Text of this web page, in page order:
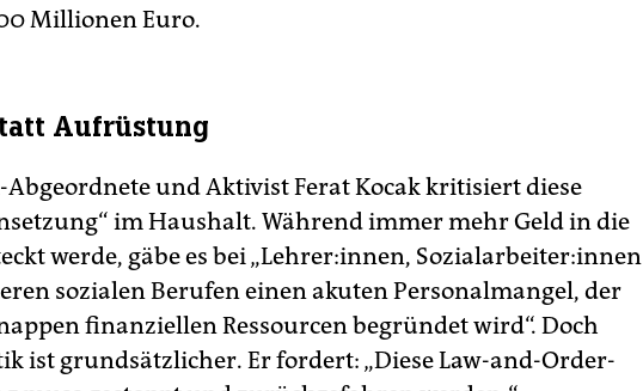
Millionen Euro.
Aufrüstung
und Aktivist Ferat Kocak kritisiert diese
im Haushalt. Während immer mehr Geld in die
werde, gäbe es bei „Lehrer:innen, So­zi­al­ar­bei­te­r:in­nen
sozialen Berufen einen akuten Personalmangel, der
finanziellen Ressourcen begründet wird“. Doch
ist grundsätzlicher. Er fordert: „Diese Law-and-Order-